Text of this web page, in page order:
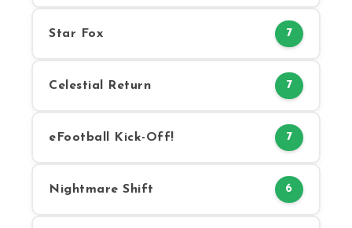
Star Fox 7
Celestial Return 7
eFootball Kick-Off! 7
Nightmare Shift 6